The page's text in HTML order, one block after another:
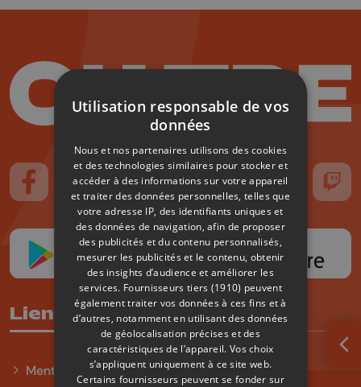
Suivez-nous sur FaceBook
Suivez-nous sur Instagram
Suivez-nous sur TikTokSuivez-nous sur YouTube
Suivez-nous
Liens utiles
Mentions légales
Utilisation responsable de vos
données
Nous et nos partenaires utilisons des cookies
et des technologies similaires pour stocker et
accéder à des informations sur votre appareil
et traiter des données personnelles, telles que
votre adresse IP, des identifiants uniques et
des données de navigation, afin de proposer
des publicités et du contenu personnalisés,
mesurer les publicités et le contenu, obtenir
des insights d’audience et améliorer les
services. Fournisseurs tiers (1910) peuvent
également traiter vos données à ces fins et à
d’autres, notamment en utilisant des données
de géolocalisation précises et des
caractéristiques de l’appareil. Vos choix
s’appliquent uniquement à ce site web.
Certains fournisseurs peuvent se fonder sur